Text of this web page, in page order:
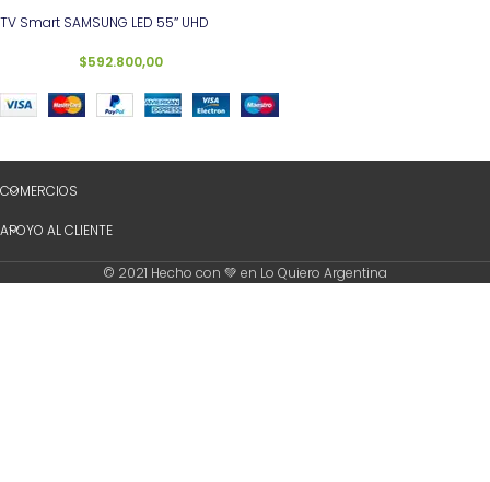
TV Smart SAMSUNG LED 55″ UHD
$592.800,00
COMERCIOS
APOYO AL CLIENTE
© 2021 Hecho con 💚 en Lo Quiero Argentina